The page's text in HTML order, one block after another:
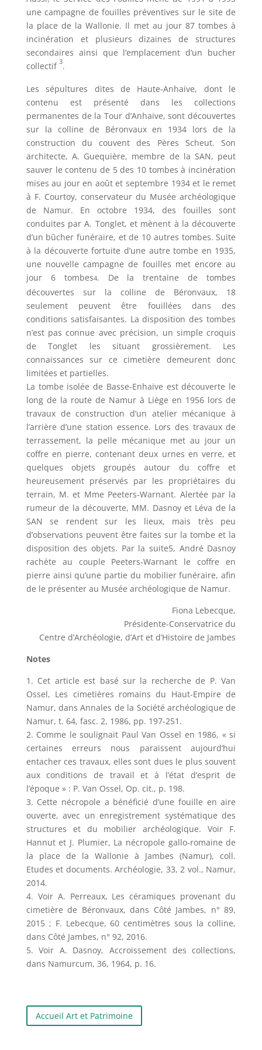
une campagne de fouilles préventives sur le site de
la place de la Wallonie. Il met au jour 87 tombes à
incinération et plusieurs dizaines de structures
secondaires ainsi que l’emplacement d’un bucher
collectif 3.
Les sépultures dites de Haute-Anhaive, dont le
contenu est présenté dans les collections
permanentes de la Tour d’Anhaive, sont découvertes
sur la colline de Béronvaux en 1934 lors de la
construction du couvent des Pères Scheut. Son
architecte, A. Guequière, membre de la SAN, peut
sauver le contenu de 5 des 10 tombes à incinération
mises au jour en août et septembre 1934 et le remet
à F. Courtoy, conservateur du Musée archéologique
de Namur. En octobre 1934, des fouilles sont
conduites par A. Tonglet, et mènent à la découverte
d’un bûcher funéraire, et de 10 autres tombes. Suite
à la découverte fortuite d’une autre tombe en 1935,
une nouvelle campagne de fouilles met encore au
jour 6 tombes4. De la trentaine de tombes
découvertes sur la colline de Béronvaux, 18
seulement peuvent être fouillées dans des
conditions satisfaisantes. La disposition des tombes
n’est pas connue avec précision, un simple croquis
de Tonglet les situant grossièrement. Les
connaissances sur ce cimetière demeurent donc
limitées et partielles.
La tombe isolée de Basse-Enhaive est découverte le
long de la route de Namur à Liège en 1956 lors de
travaux de construction d’un atelier mécanique à
l’arrière d’une station essence. Lors des travaux de
terrassement, la pelle mécanique met au jour un
coffre en pierre, contenant deux urnes en verre, et
quelques objets groupés autour du coffre et
heureusement préservés par les propriétaires du
terrain, M. et Mme Peeters-Warnant. Alertée par la
rumeur de la découverte, MM. Dasnoy et Léva de la
SAN se rendent sur les lieux, mais très peu
d’observations peuvent être faites sur la tombe et la
disposition des objets. Par la suite5, André Dasnoy
rachète au couple Peeters-Warnant le coffre en
pierre ainsi qu’une partie du mobilier funéraire, afin
de le présenter au Musée archéologique de Namur.
Fiona Lebecque,
Présidente-Conservatrice du
Centre d’Archéologie, d’Art et d’Histoire de Jambes
Notes
1. Cet article est basé sur la recherche de P. Van
Ossel, Les cimetières romains du Haut-Empire de
Namur, dans Annales de la Société archéologique de
Namur, t. 64, fasc. 2, 1986, pp. 197-251.
2. Comme le soulignait Paul Van Ossel en 1986, « si
certaines erreurs nous paraissent aujourd’hui
entacher ces travaux, elles sont dues le plus souvent
aux conditions de travail et à l’état d’esprit de
l’époque » : P. Van Ossel, Op. cit., p. 198.
3. Cette nécropole a bénéficié d’une fouille en aire
ouverte, avec un enregistrement systématique des
structures et du mobilier archéologique. Voir F.
Hannut et J. Plumier, La nécropole gallo-romaine de
la place de la Wallonie à Jambes (Namur), coll.
Etudes et documents. Archéologie, 33, 2 vol., Namur,
2014.
4. Voir A. Perreaux, Les céramiques provenant du
cimetière de Béronvaux, dans Côté Jambes, n° 89,
2015 ; F. Lebecque, 60 centimètres sous la colline,
dans Côté Jambes, n° 92, 2016.
5. Voir A. Dasnoy, Accroissement des collections,
dans Namurcum, 36, 1964, p. 16.
Accueil Art et Patrimoine